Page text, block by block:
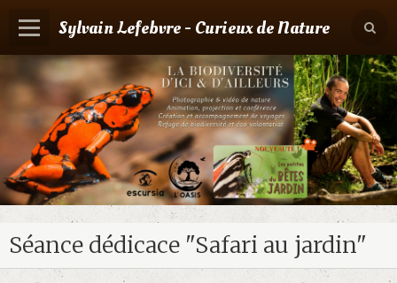
Sylvain Lefebvre - Curieux de Nature
Panier 0
Votre compte
Accueil
Contact
Agenda
Séance dédicace "Safari au jardin"